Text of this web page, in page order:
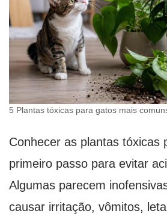
5 Plantas tóxicas para gatos mais
Conhecer as plantas tóxicas
primeiro passo para evitar
Algumas parecem
causar irritação, vômitos,